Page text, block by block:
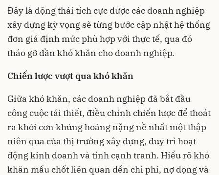
Đây là động thái tích cực được các doanh nghiệp
xây dựng kỳ vọng sẽ từng bước cập nhật hệ thống
đơn giá định mức phù hợp với thực tế, qua đó
tháo gỡ dần khó khăn cho doanh nghiệp.
Chiến lược vượt qua khó khăn
Giữa khó khăn, các doanh nghiệp đã bắt đầu
công cuộc tái thiết, điều chỉnh chiến lược để thoát
ra khỏi cơn khủng hoảng nặng nề nhất một thập
niên qua của thị trường xây dựng, duy trì hoạt
động kinh doanh và tính cạnh tranh. Hiểu rõ khó
khăn mấu chốt liên quan đến chi phí, nợ đọng và